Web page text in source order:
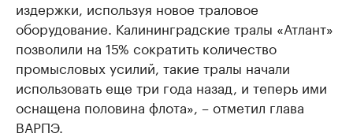
издержки, используя новое траловое
оборудование. Калининградские тралы «Атлант»
позволили на 15% сократить количество
промысловых усилий, такие тралы начали
использовать еще три года назад, и теперь ими
оснащена половина флота», – отметил глава
ВАРПЭ.